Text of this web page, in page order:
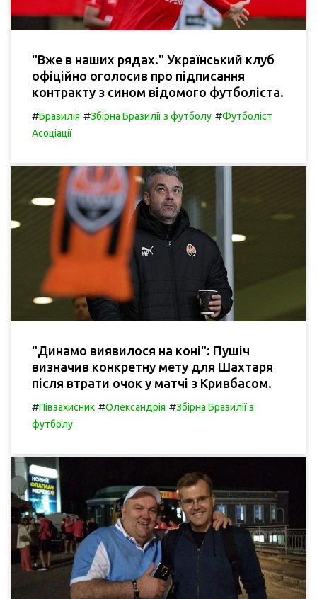
"Вже в наших рядах." Український клуб
офіційно оголосив про підписання
контракту з сином відомого футболіста.
#Бразилія #Збірна Бразилії з футболу #Футболіст
Асоціації
"Динамо виявилося на коні": Пушіч
визначив конкретну мету для Шахтаря
після втрати очок у матчі з Кривбасом.
#Півзахисник #Олександрія #Збірна Бразилії з
футболу